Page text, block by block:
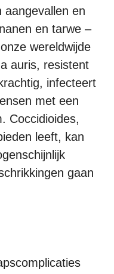
aangevallen en
en tarwe –
wereldwijde
auris, resistent
infecteert
met een
Coccidioides,
leeft, kan
gaan